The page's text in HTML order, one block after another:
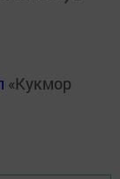
«Кукмор